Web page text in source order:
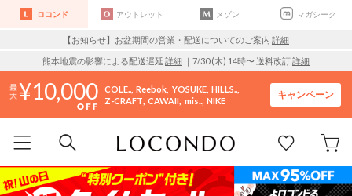
ロコンド アウトレット メゾン マガシーク
【お知らせ】お盆期間の営業・配送についてのご案内 詳細
熊本地震の影響による配送遅延 詳細 ｜7/30 (木) 14時〜 送料改訂詳細
10,000 COLE.. Reebok YOSUKE HILLS..
Z-CRAFT CAWAII mis.. NIKE
キャンペーン